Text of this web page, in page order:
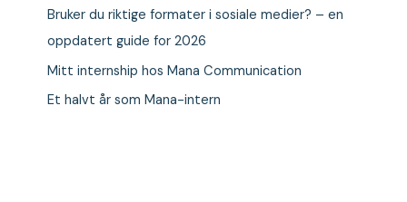
Bruker du riktige formater i sosiale medier? – en
oppdatert guide for 2026
Mitt internship hos Mana Communication
Et halvt år som Mana-intern